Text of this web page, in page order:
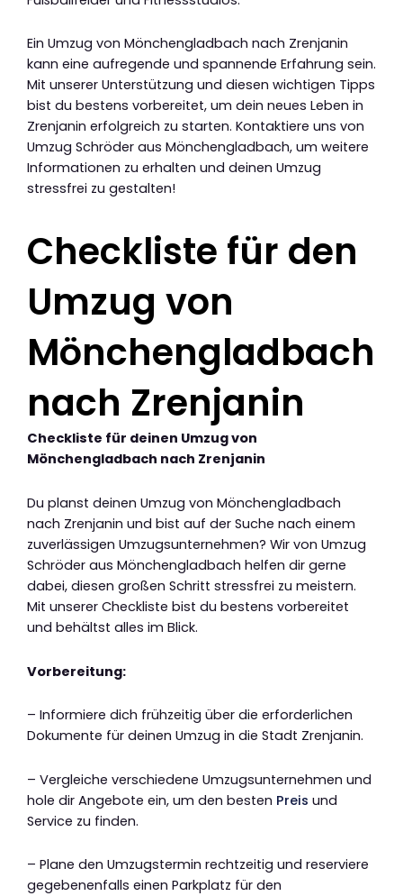
Ein Umzug von Mönchengladbach nach Zrenjanin
kann eine aufregende und spannende Erfahrung sein.
Mit unserer Unterstützung und diesen wichtigen Tipps
bist du bestens vorbereitet, um dein neues Leben in
Zrenjanin erfolgreich zu starten. Kontaktiere uns von
Umzug Schröder aus Mönchengladbach, um weitere
Informationen zu erhalten und deinen Umzug
stressfrei zu gestalten!
Checkliste für den
Umzug von
Mönchengladbach
nach Zrenjanin
Checkliste für deinen Umzug von
Mönchengladbach nach Zrenjanin
Du planst deinen Umzug von Mönchengladbach
nach Zrenjanin und bist auf der Suche nach einem
zuverlässigen Umzugsunternehmen? Wir von Umzug
Schröder aus Mönchengladbach helfen dir gerne
dabei, diesen großen Schritt stressfrei zu meistern.
Mit unserer Checkliste bist du bestens vorbereitet
und behältst alles im Blick.
Vorbereitung:
– Informiere dich frühzeitig über die erforderlichen
Dokumente für deinen Umzug in die Stadt Zrenjanin.
– Vergleiche verschiedene Umzugsunternehmen und
hole dir Angebote ein, um den besten Preis und
Service zu finden.
– Plane den Umzugstermin rechtzeitig und reserviere
gegebenenfalls einen Parkplatz für den